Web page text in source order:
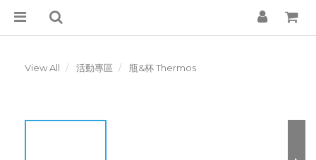
View All 活動專區 瓶&杯 Thermos